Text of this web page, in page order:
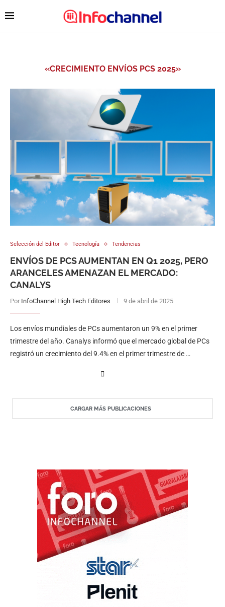
«CRECIMIENTO ENVÍOS PCS 2025»
Selección del Editor Tecnología Tendencias
ENVÍOS DE PCS AUMENTAN EN Q1 2025, PERO
ARANCELES AMENAZAN EL MERCADO:
CANALYS
Por InfoChannel High Tech Editores 9 de abril de 2025
Los envíos mundiales de PCs aumentaron un 9% en el primer
trimestre del año. Canalys informó que el mercado global de PCs
registró un crecimiento del 9.4% en el primer trimestre de …
CARGAR MÁS PUBLICACIONES